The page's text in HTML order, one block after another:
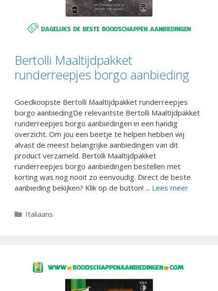
Bertolli Maaltijdpakket
runderreepjes borgo aanbieding
Goedkoopste Bertolli Maaltijdpakket runderreepjes
borgo aanbiedingDe relevantste Bertolli Maaltijdpakket
runderreepjes borgo aanbiedingen in een handig
overzicht. Om jou een beetje te helpen hebben wij
alvast de meest belangrijke aanbiedingen van dit
product verzameld. Bertolli Maaltijdpakket
runderreepjes borgo aanbiedingen bestellen met
korting was nog nooit zo eenvoudig. Direct de beste
aanbieding bekijken? Klik op de button! ... Lees meer
Categorieën
Italiaans